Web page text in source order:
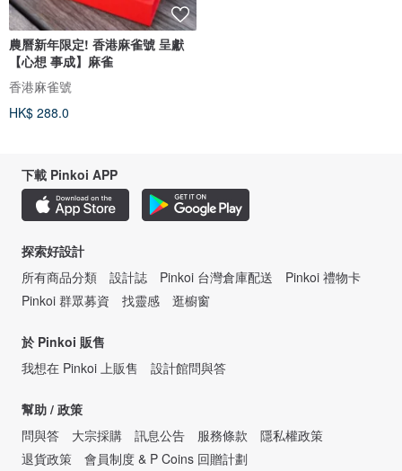
農曆新年限定! 香港麻雀號 呈獻
【心想 事成】麻雀
香港麻雀號
HK$ 288.0
下載 Pinkoi APP
探索好設計
所有商品分類
設計誌 Pinkoi 台灣倉庫配送
Pinkoi 禮物卡
Pinkoi 群眾募資
找靈感 逛櫥窗
於 Pinkoi 販售
我想在 Pinkoi 上販售
設計館問與答
幫助 / 政策
問與答
大宗採購 訊息公告 服務條款
隱私權政策
退貨政策
會員制度 & P Coins 回贈計劃